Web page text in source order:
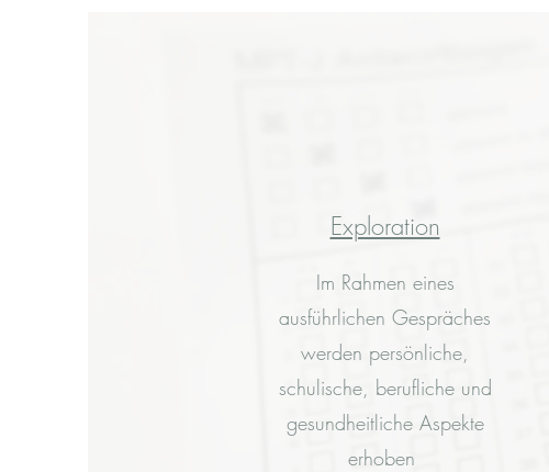
Exploration
Im Rahmen eines
ausführlichen Gespräches
werden persönliche,
schulische, berufliche und
gesundheitliche Aspekte
erhoben